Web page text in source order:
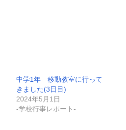
中学1年 移動教室に行って
きました(3日目)
2024年5月1日
-学校行事レポート-